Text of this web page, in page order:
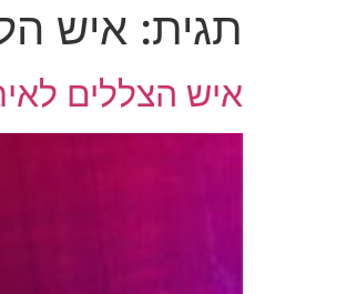
תגית: איש
איש הצללים